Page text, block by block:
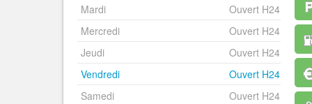
Mardi
Ouvert H24
Mercredi
Ouvert H24
Jeudi
Ouvert H24
Vendredi
Ouvert H24
Samedi
Ouvert H24